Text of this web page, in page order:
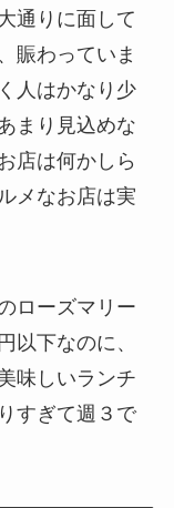
通りに面して
賑わっていま
人はかなり少
まり見込めな
店は何かしら
メなお店は実
ローズマリー
以下なのに、
味しいランチ
すぎて週３で